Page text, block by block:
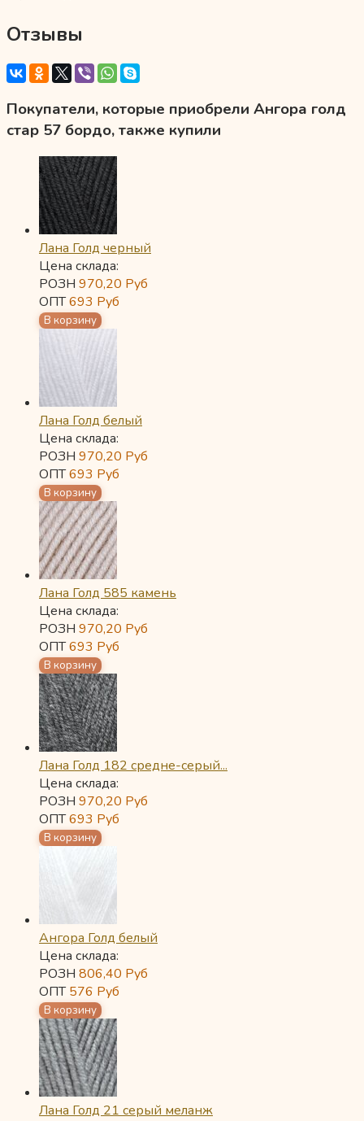
Отзывы
Покупатели, которые приобрели Ангора голд
стар 57 бордо, также купили
Лана Голд черный
Цена склада:
РОЗН 970,20 Руб
ОПТ693 Руб
Лана Голд белый
Цена склада:
РОЗН 970,20 Руб
ОПТ693 Руб
Лана Голд 585 камень
Цена склада:
РОЗН 970,20 Руб
ОПТ693 Руб
Лана Голд 182 средне-серый...
Цена склада:
РОЗН 970,20 Руб
ОПТ693 Руб
Ангора Голд белый
Цена склада:
РОЗН 806,40 Руб
ОПТ576 Руб
Лана Голд 21 серый меланж